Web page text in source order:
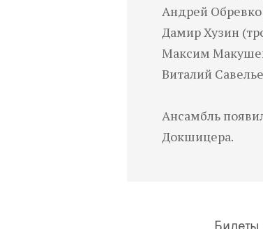
Андрей Обревко
Дамир Хузин
Максим
Виталий
Ансамбль
Докшицера.